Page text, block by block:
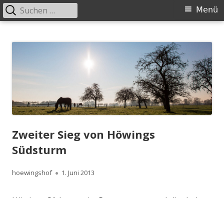
zum
Primäres
Menü
Suchen
nach:
Zweiter Sieg von Höwings
Südsturm
Autor
hoewingshof
Veröffentlicht
1. Juni 2013